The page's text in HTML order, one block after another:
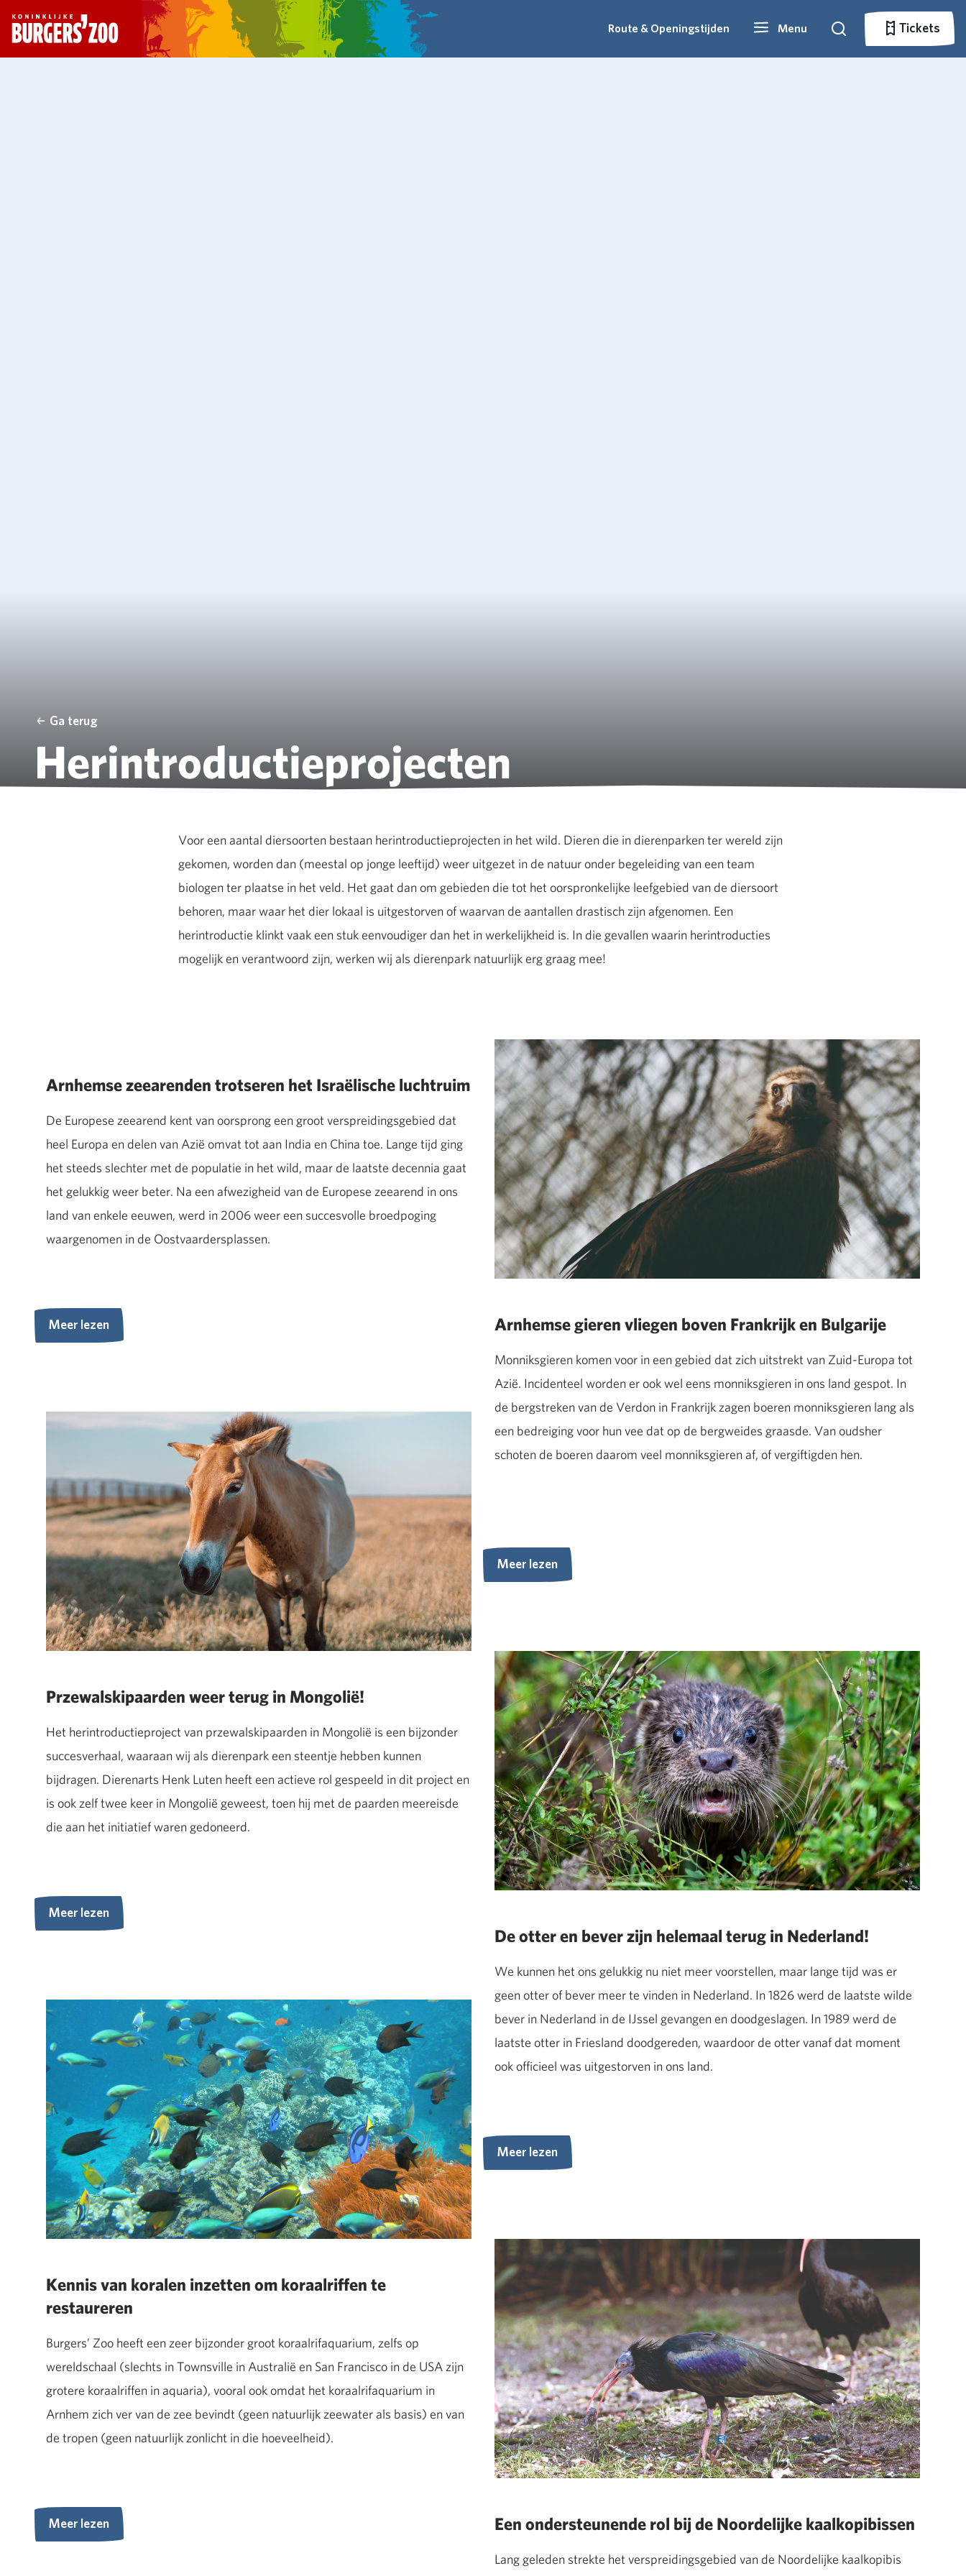
- Homepagina Route & Openingstijden Menu Zoeken Tickets
Tickets
Ga terug
Herintroductieprojecten
Voor een aantal diersoorten bestaan herintroductieprojecten in het wild. Dieren die in dierenparken ter wereld zijn
gekomen, worden dan (meestal op jonge leeftijd) weer uitgezet in de natuur onder begeleiding van een team
biologen ter plaatse in het veld. Het gaat dan om gebieden die tot het oorspronkelijke leefgebied van de diersoort
behoren, maar waar het dier lokaal is uitgestorven of waarvan de aantallen drastisch zijn afgenomen. Een
herintroductie klinkt vaak een stuk eenvoudiger dan het in werkelijkheid is. In die gevallen waarin herintroducties
mogelijk en verantwoord zijn, werken wij als dierenpark natuurlijk erg graag mee!
Arnhemse zeearenden trotseren het Israëlische luchtruim
De Europese zeearend kent van oorsprong een groot verspreidingsgebied dat
heel Europa en delen van Azië omvat tot aan India en China toe. Lange tijd ging
het steeds slechter met de populatie in het wild, maar de laatste decennia gaat
het gelukkig weer beter. Na een afwezigheid van de Europese zeearend in ons
land van enkele eeuwen, werd in 2006 weer een succesvolle broedpoging
waargenomen in de Oostvaardersplassen.
Meer lezen
Przewalskipaarden weer terug in Mongolië!
Het herintroductieproject van przewalskipaarden in Mongolië is een bijzonder
succesverhaal, waaraan wij als dierenpark een steentje hebben kunnen
bijdragen. Dierenarts Henk Luten heeft een actieve rol gespeeld in dit project en
is ook zelf twee keer in Mongolië geweest, toen hij met de paarden meereisde
die aan het initiatief waren gedoneerd.
Meer lezen
Kennis van koralen inzetten om koraalriffen te
restaureren
Burgers’ Zoo heeft een zeer bijzonder groot koraalrifaquarium, zelfs op
wereldschaal (slechts in Townsville in Australië en San Francisco in de USA zijn
grotere koraalriffen in aquaria), vooral ook omdat het koraalrifaquarium in
Arnhem zich ver van de zee bevindt (geen natuurlijk zeewater als basis) en van
de tropen (geen natuurlijk zonlicht in die hoeveelheid).
Meer lezen
Arnhemse gieren vliegen boven Frankrijk en Bulgarije
Monniksgieren komen voor in een gebied dat zich uitstrekt van Zuid-Europa tot
Azië. Incidenteel worden er ook wel eens monniksgieren in ons land gespot. In
de bergstreken van de Verdon in Frankrijk zagen boeren monniksgieren lang als
een bedreiging voor hun vee dat op de bergweides graasde. Van oudsher
schoten de boeren daarom veel monniksgieren af, of vergiftigden hen.
Meer lezen
De otter en bever zijn helemaal terug in Nederland!
We kunnen het ons gelukkig nu niet meer voorstellen, maar lange tijd was er
geen otter of bever meer te vinden in Nederland. In 1826 werd de laatste wilde
bever in Nederland in de IJssel gevangen en doodgeslagen. In 1989 werd de
laatste otter in Friesland doodgereden, waardoor de otter vanaf dat moment
ook officieel was uitgestorven in ons land.
Meer lezen
Een ondersteunende rol bij de Noordelijke kaalkopibissen
Lang geleden strekte het verspreidingsgebied van de Noordelijke kaalkopibis